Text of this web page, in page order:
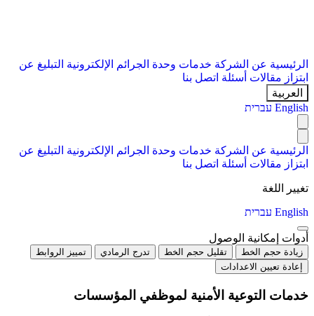
الرئيسية عن الشركة خدمات وحدة الجرائم الإلكترونية التبليغ عن
ابتزاز مقالات أسئلة اتصل بنا
العربية
English עברית
الرئيسية عن الشركة خدمات وحدة الجرائم الإلكترونية التبليغ عن
ابتزاز مقالات أسئلة اتصل بنا
تغيير اللغة
English עברית
أدوات إمكانية الوصول
زيادة حجم الخط تقليل حجم الخط تدرج الرمادي
تمييز الروابط
إعادة تعيين الاعدادات
خدمات التوعية الأمنية لموظفي المؤسسات